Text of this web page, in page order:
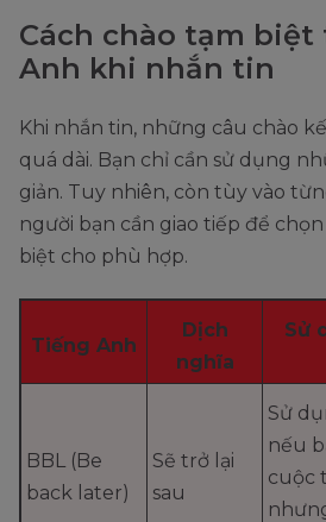
Cách chào tạm
Anh khi nhắn tin
Khi nhắn tin, những câu chào
quá dài. Bạn chỉ cần sử dụng
giản. Tuy nhiên, còn tùy vào
người bạn cần giao tiếp để
biệt cho phù hợp.
Tiếng Anh
Dịch
nghĩa
Sử
BBL (Be
back later)
Sẽ trở lại
sau
Sử
nếu
cuộc